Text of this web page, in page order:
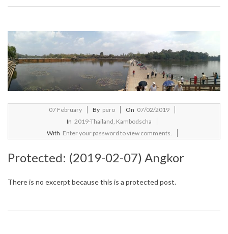
07 February By pero On 07/02/2019
In 2019-Thailand, Kambodscha
With Enter your password to view comments.
Protected: (2019-02-07) Angkor
There is no excerpt because this is a protected post.